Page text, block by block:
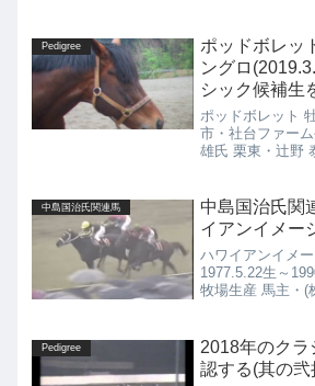
Pedigree
ポッドボレッ
ングロ
シック候補生
ポッドボレット
市・社台ファー
雄氏 栗東・辻野
東・森 秀行厩舎
中島国治氏関連馬
中島国治氏関
イアンイメー
ハワイアンイメ
1977.5.22生～
牧場生産 馬主・(
Pedigree
2018年のクラ
認する(其の弐